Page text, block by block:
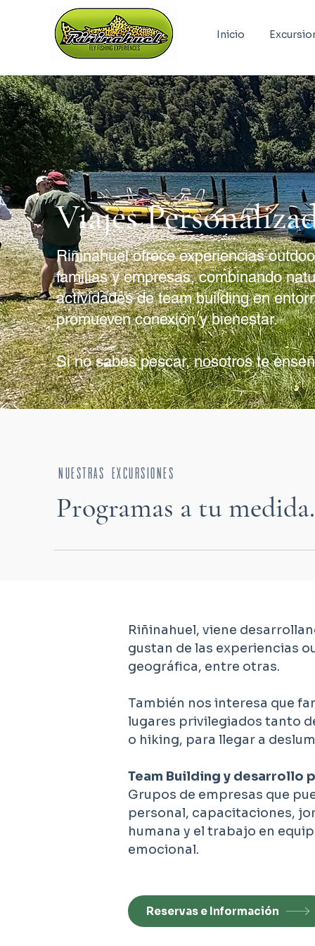
Inicio
Viajes
Riñinahuel ofrece experiencias
familias y empresas, combinando
actividades de team building en
promueven conexión y bienestar.
Si no sabes pescar, nosotros te
nuestras excursiones
Programas a tu medida.
Riñinahuel, viene
gustan de las experiencias
geográfica, entre otras.
También nos interesa que
lugares privilegiados tanto
o hiking, para llegar a
Team Building y desarrollo
Grupos de empresas que
personal, capacitaciones,
humana y el trabajo en
emocional.
Reservas e Información